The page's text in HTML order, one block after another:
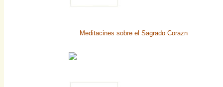
Meditacines sobre el Sagrado Corazn